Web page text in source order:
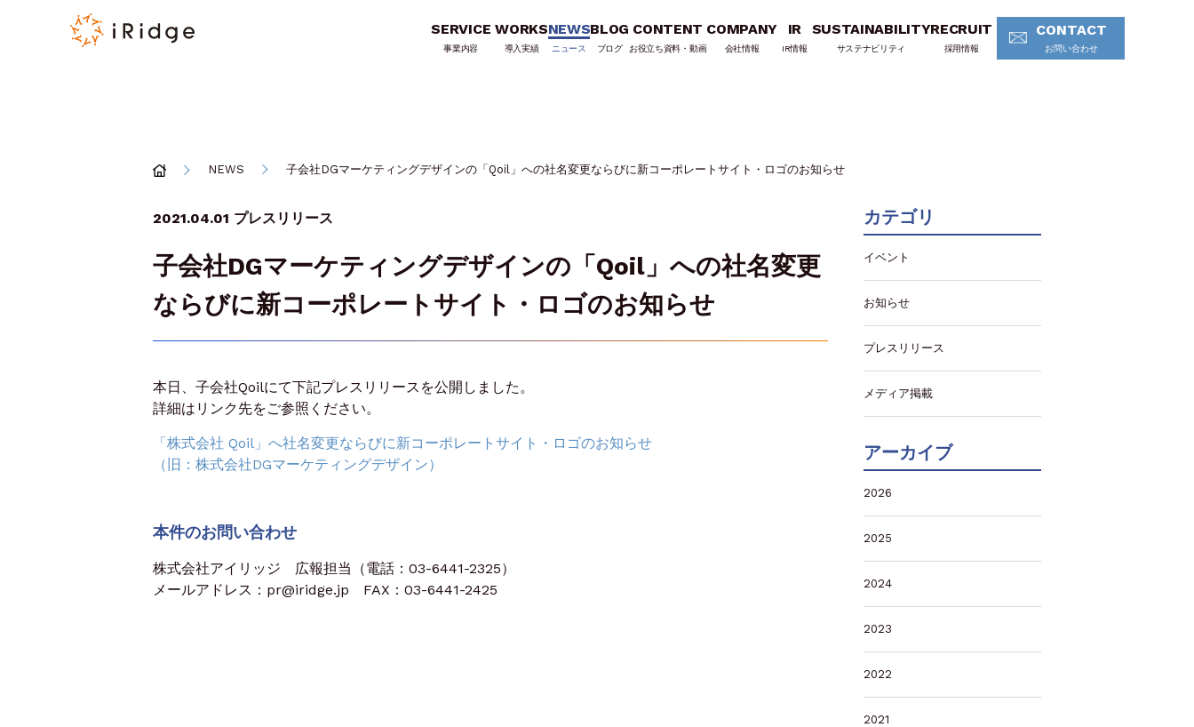
SERVICE
事業内容
WORKS
導入実績
NEWS
ニュース
BLOG
ブログ
CONTENT
お役立ち資料・動画
COMPANY
会社情報
IR
IR情報
SUSTAINABILITY
サステナビリティ
RECRUIT
採用情報
CONTACT
お問い合わせ
NEWS 子会社DGマーケティングデザインの「Qoil」への社名変更ならびに新コーポレートサイト・ロゴのお知らせ
2021.04.01 プレスリリース
子会社DGマーケティングデザインの「Qoil」への社名変更
ならびに新コーポレートサイト・ロゴのお知らせ
本日、子会社Qoilにて下記プレスリリースを公開しました。
詳細はリンク先をご参照ください。
「株式会社 Qoil」へ社名変更ならびに新コーポレートサイト・ロゴのお知らせ
（旧：株式会社DGマーケティングデザイン）
本件のお問い合わせ
株式会社アイリッジ 広報担当（電話：03-6441-2325）
メールアドレス：pr@iridge.jp FAX：03-6441-2425
カテゴリ
イベント
お知らせ
プレスリリース
メディア掲載
アーカイブ
2026
2025
2024
2023
2022
2021